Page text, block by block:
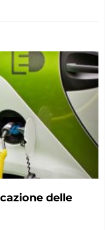
delle